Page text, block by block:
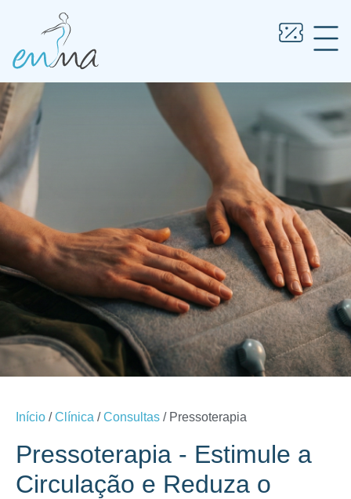
Início /Clínica /Consultas / Pressoterapia
Pressoterapia - Estimule a
Circulação e Reduza o